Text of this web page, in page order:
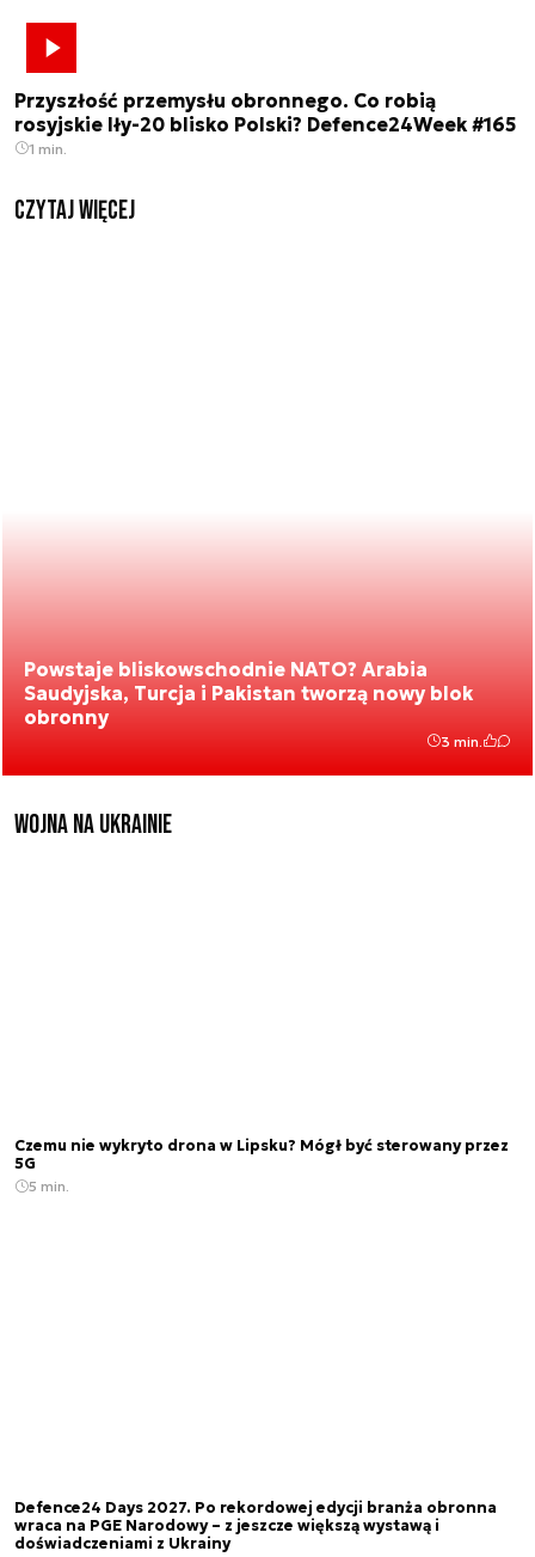
Przyszłość przemysłu obronnego. Co robią
rosyjskie Iły-20 blisko Polski? Defence24Week #165
1 min.
czytaj więcej
Powstaje bliskowschodnie NATO? Arabia
Saudyjska, Turcja i Pakistan tworzą nowy blok
obronny
3 min.
Wojna na Ukrainie
Czemu nie wykryto drona w Lipsku? Mógł być sterowany przez
5G
5 min.
Defence24 Days 2027. Po rekordowej edycji branża obronna
wraca na PGE Narodowy – z jeszcze większą wystawą i
doświadczeniami z Ukrainy